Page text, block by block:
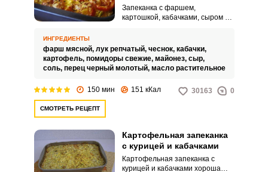
духовке
Запеканка с фаршем,
картошкой, кабачками, сыром и
питательное и сытное. Готовить
его легко и просто и можно
накормить большую семью.
ИНГРЕДИЕНТЫ
фарш мясной, лук репчатый, чеснок, кабачки,
картофель, помидоры свежие, майонез, сыр,
соль, перец черный молотый, масло растительное
150 мин 151 кКал 30163 0
СМОТРЕТЬ РЕЦЕПТ
Картофельная запеканка
с курицей и кабачками
Картофельная запеканка с
курицей и кабачками хороша
ВХОД НА САЙТ РЕГИСТРАЦИЯ